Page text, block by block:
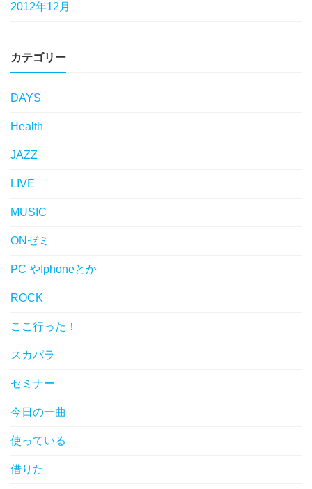
2012年12月
カテゴリー
DAYS
Health
JAZZ
LIVE
MUSIC
ONゼミ
PC やIphoneとか
ROCK
ここ行った！
スカパラ
セミナー
今日の一曲
使っている
借りた